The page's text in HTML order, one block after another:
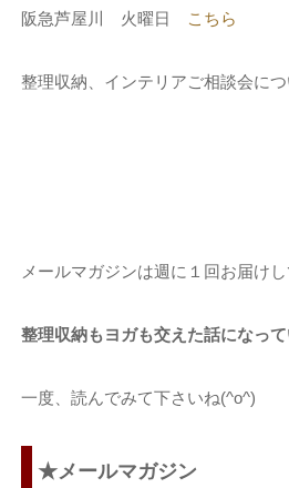
阪急芦屋川 火曜日 こちら
整理収納、インテリアご相談会に
メールマガジンは週に１回お届けし
整理収納もヨガも交えた話になって
一度、読んでみて下さいね(^o^)
★メールマガジン